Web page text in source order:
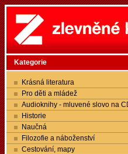
Kategorie
Krásná literatura
Pro děti a mládež
Audioknihy - mluvené slovo na
Historie
Naučná
Filozofie a náboženství
Cestování, mapy